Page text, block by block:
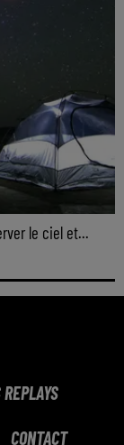
le ciel et...
CONTACT